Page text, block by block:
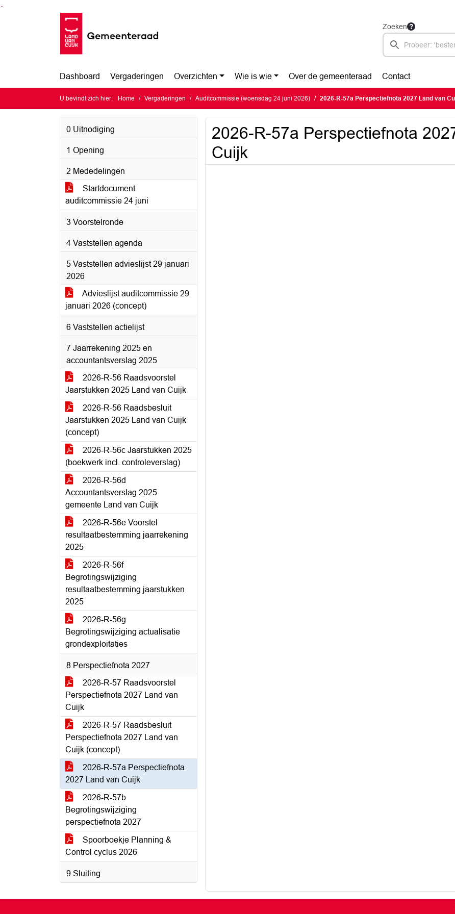
Ga naar de inhoud van deze pagina
Ga naar het zoeken
Ga naar het menu
Zoeken
Dashboard Vergaderingen Overzichten Wie is wie Over de gemeenteraad Contact
U bevindt zich hier: Home Vergaderingen Auditcommissie (woensdag 24 juni 2026) 2026-R-57a Perspectiefnota 2027 Land van
0 Uitnodiging
1 Opening
2 Mededelingen
Startdocument
auditcommissie 24 juni
3 Voorstelronde
4 Vaststellen agenda
5 Vaststellen advieslijst 29 januari
2026
Advieslijst auditcommissie 29
januari 2026 (concept)
6 Vaststellen actielijst
7 Jaarrekening 2025 en
accountantsverslag 2025
2026-R-56 Raadsvoorstel
Jaarstukken 2025 Land van Cuijk
2026-R-56 Raadsbesluit
Jaarstukken 2025 Land van Cuijk
(concept)
2026-R-56c Jaarstukken 2025
(boekwerk incl. controleverslag)
2026-R-56d
Accountantsverslag 2025
gemeente Land van Cuijk
2026-R-56e Voorstel
resultaatbestemming jaarrekening
2025
2026-R-56f
Begrotingswijziging
resultaatbestemming jaarstukken
2025
2026-R-56g
Begrotingswijziging actualisatie
grondexploitaties
8 Perspectiefnota 2027
2026-R-57 Raadsvoorstel
Perspectiefnota 2027 Land van
Cuijk
2026-R-57 Raadsbesluit
Perspectiefnota 2027 Land van
Cuijk (concept)
2026-R-57a Perspectiefnota
2027 Land van Cuijk
2026-R-57b
Begrotingswijziging
perspectiefnota 2027
Spoorboekje Planning &
Control cyclus 2026
9 Sluiting
2026-R-57a Perspectiefnota
Cuijk